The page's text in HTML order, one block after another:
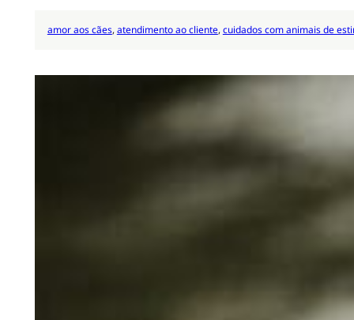
amor aos cães, atendimento ao cliente, cuidados com animais de